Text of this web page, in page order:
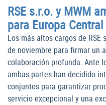
RSE s.r.o. y MWM
para Europa
Los más altos cargos de RSE
de noviembre para firmar un
colaboración profunda. Ante
ambas partes han decidido
conjuntos para garantizar
servicio excepcional y una